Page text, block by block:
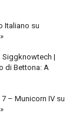
Italiano su
Siggknowtech |
di Bettona: A
– Municorn IV su